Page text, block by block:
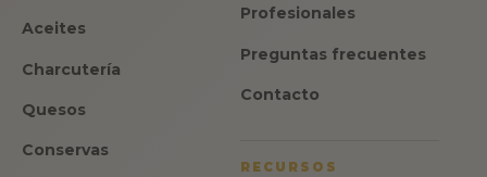
Aceites
Charcutería
Quesos
Conservas
Profesionales
Preguntas frecuentes
Contacto
RECURSOS